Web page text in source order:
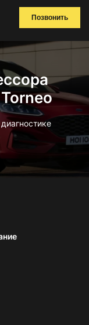
Позвонить